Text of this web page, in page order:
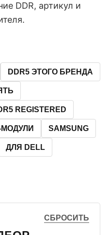
DDR, артикул и
DDR5 ЭТОГО БРЕНДА
REGISTERED
МОДУЛИ SAMSUNG
ДЛЯ DELL
СБРОСИТЬ